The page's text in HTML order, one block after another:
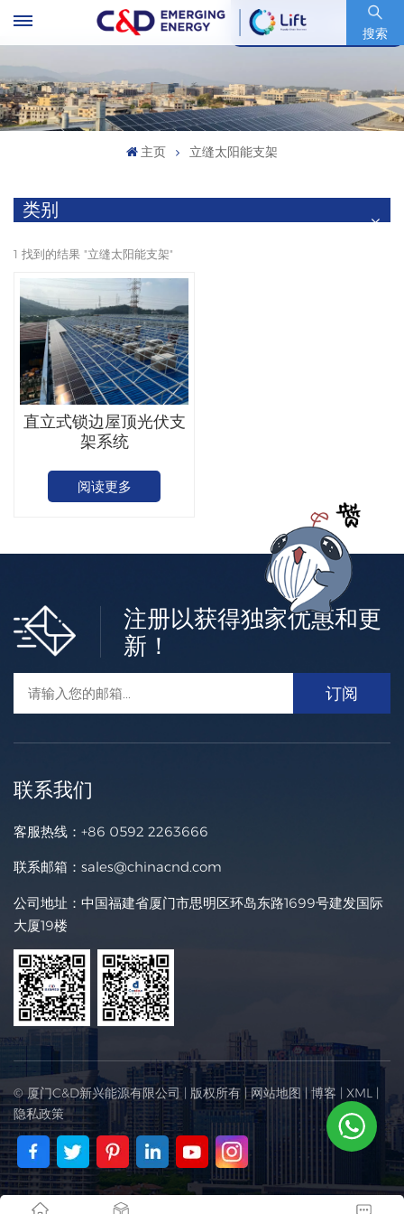
搜索
股票代码 : 600153.SH
主页 立缝太阳能支架
类别
1 找到的结果 "立缝太阳能支架"
直立式锁边屋顶光伏支
架系统
阅读更多
注册以获得独家优惠和更
新！
联系我们
客服热线： +86 0592 2263666
联系邮箱： sales@chinacnd.com
公司地址：中国福建省厦门市思明区环岛东路1699号建发国际
大厦19楼
© 厦门C&D新兴能源有限公司 | 版权所有 |网站地图 | 博客 | XML |
隐私政策